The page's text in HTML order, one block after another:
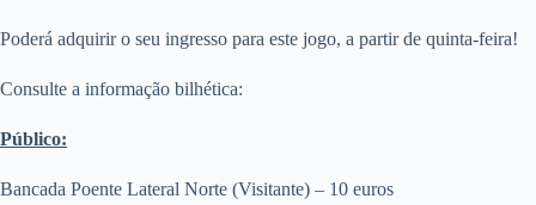
Poderá adquirir o seu ingresso para este jogo, a partir de quinta-feira!
Consulte a informação bilhética:
Público:
Bancada Poente Lateral Norte (Visitante) – 10 euros